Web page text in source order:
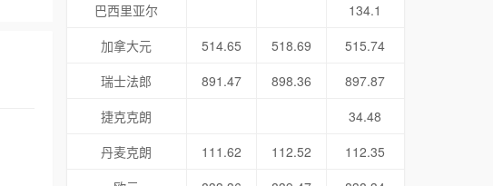
巴西里亚尔
134.1
加拿大元
514.65 518.69
515.74
瑞士法郎
891.47 898.36
897.87
捷克克朗
34.48
丹麦克朗
111.62 112.52
112.35